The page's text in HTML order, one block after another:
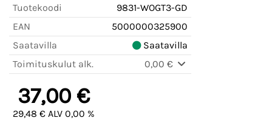
Tuotekoodi
9831-WOGT3-GD
EAN
5000000325900
Saatavilla
Saatavilla
Toimituskulut alk.
0,00 €
37,00 €
29,48 € ALV 0,00 %